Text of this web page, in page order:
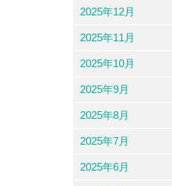
2025年12月
2025年11月
2025年10月
2025年9月
2025年8月
2025年7月
2025年6月